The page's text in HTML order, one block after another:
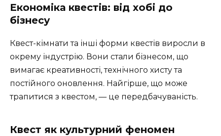
Економіка квестів: від хобі до
бізнесу
Квест-кімнати та інші форми квестів виросли в
окрему індустрію. Вони стали бізнесом, що
вимагає креативності, технічного хисту та
постійного оновлення. Найгірше, що може
трапитися з квестом, — це передбачуваність.
Квест як культурний феномен